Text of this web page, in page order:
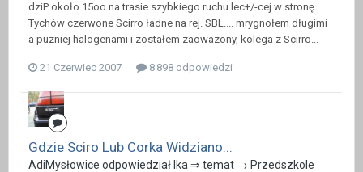
dziP około 15oo na trasie szybkiego ruchu lec+/-cej w stronę
Tychów czerwone Scirro ładne na rej. SBL.... mrygnołem długimi
a puzniej halogenami i zostałem zaowazony, kolega z Scirro...
21 Czerwiec 2007 8 898 odpowiedzi
Gdzie Sciro Lub Corka Widziano...
AdiMysłowice odpowiedział Ika ⇒ temat → Przedszkole